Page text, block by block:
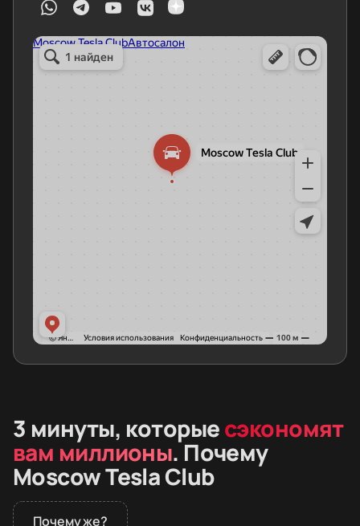
3 минуты, которыесэкономят
вам миллионы. Почему
Moscow Tesla Club
Почему же?